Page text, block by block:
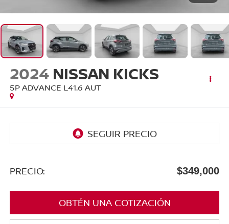
2024 NISSAN KICKS
5P ADVANCE L41.6 AUT
PRECIO: $349,000
OBTÉN UNA COTIZACIÓN